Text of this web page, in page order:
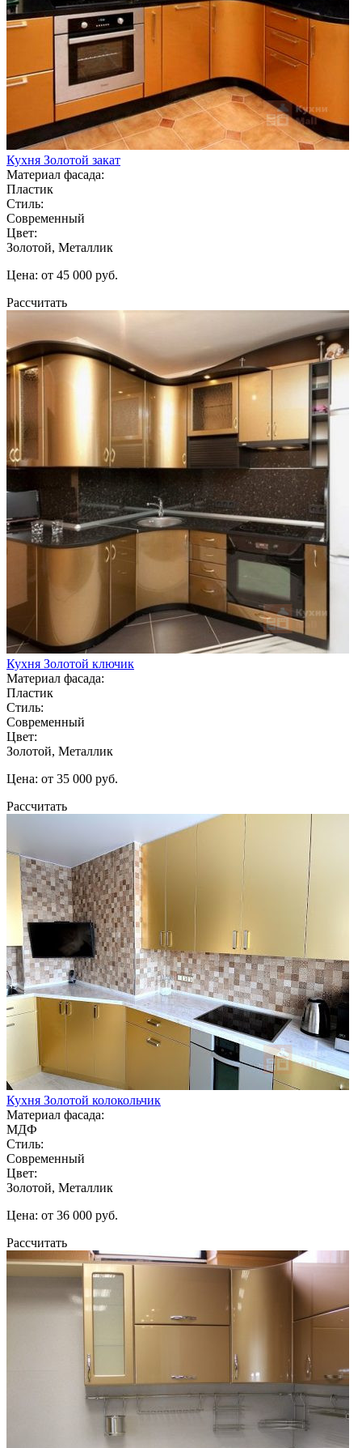
Кухня Золотой закат
Материал фасада:
Пластик
Стиль:
Современный
Цвет:
Золотой, Металлик
Цена: от 45 000 руб.
Рассчитать
Кухня Золотой ключик
Материал фасада:
Пластик
Стиль:
Современный
Цвет:
Золотой, Металлик
Цена: от 35 000 руб.
Рассчитать
Кухня Золотой колокольчик
Материал фасада:
МДФ
Стиль:
Современный
Цвет:
Золотой, Металлик
Цена: от 36 000 руб.
Рассчитать